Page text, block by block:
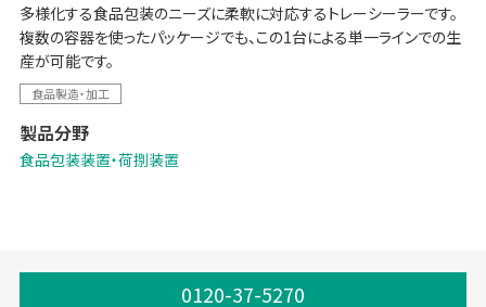
多様化する食品包装のニーズに柔軟に対応するトレーシーラーです。
複数の容器を使ったパッケージでも、この1台による単一ラインでの生
産が可能です。
食品製造・加工
製品分野
食品包装装置・荷捌装置
0120-37-5270